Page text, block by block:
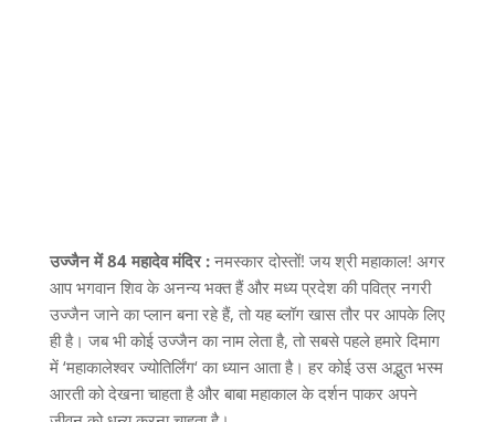
उज्जैन में 84 महादेव मंदिर :नमस्कार दोस्तों! जय श्री महाकाल! अगर
आप भगवान शिव के अनन्य भक्त हैं और मध्य प्रदेश की पवित्र नगरी
उज्जैन जाने का प्लान बना रहे हैं, तो यह ब्लॉग खास तौर पर आपके लिए
ही है। जब भी कोई उज्जैन का नाम लेता है, तो सबसे पहले हमारे दिमाग
में‘महाकालेश्वर ज्योतिर्लिंग‘ का ध्यान आता है। हर कोई उस अद्भुत भस्म
आरती को देखना चाहता है और बाबा महाकाल के दर्शन पाकर अपने